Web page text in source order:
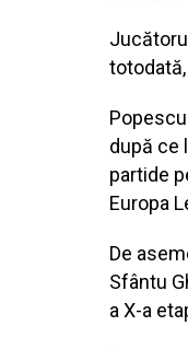
după ce
partide
Europa
De
Sfântu
a X-a